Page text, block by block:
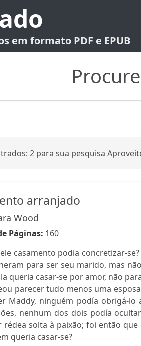
em formato PDF e EPUB
2 para sua pesquisa
arranjado
Wood
Páginas: 160
casamento podia concretizar-
para ser seu marido, mas
queria casar-se por amor, não
parecer tudo menos uma
Maddy, ninguém podía obrigá-lo
nenhum dos dois podía
solta à paixão; foi então
queria casar-se?